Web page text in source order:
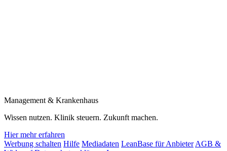
Management & Krankenhaus
Wissen nutzen. Klinik steuern. Zukunft machen.
Hier mehr erfahren
Werbung schalten Hilfe Mediadaten LeanBase für Anbieter AGB &